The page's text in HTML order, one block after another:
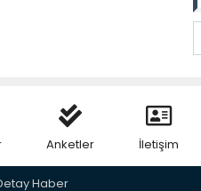
Anketler İletişim
Haber